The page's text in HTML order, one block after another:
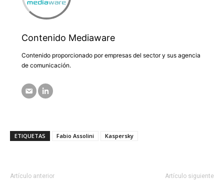
Contenido Mediaware
Contenido proporcionado por empresas del sector y sus agencia
de comunicación.
ETIQUETAS Fabio Assolini Kaspersky
Artículo anterior Artículo siguiente